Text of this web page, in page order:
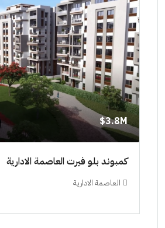
3.8M$
كمبوند بلو فيرت العاصمة الادارية
العاصمة الادارية